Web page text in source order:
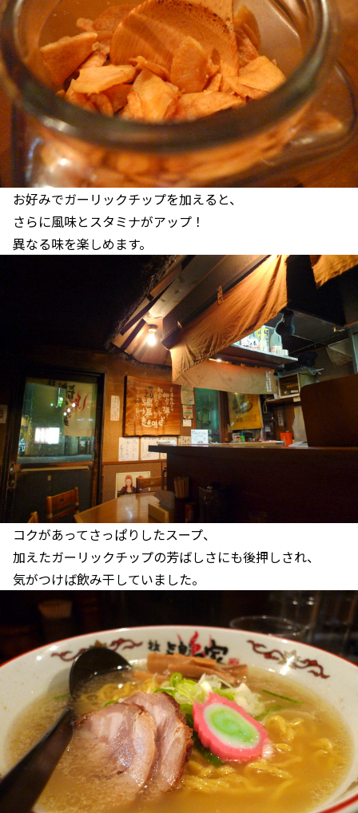
お好みでガーリックチップを加えると、
さらに風味とスタミナがアップ！
異なる味を楽しめます。
コクがあってさっぱりしたスープ、
加えたガーリックチップの芳ばしさにも後押しされ、
気がつけば飲み干していました。